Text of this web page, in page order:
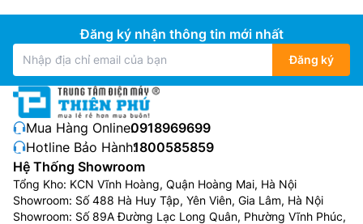
khó thoát ra bên ngoài nêntủ lạnh Samsung inverter 2
cánhRB33T307055/SV cũng không cần nhiều công
suất để làm lạnh lại, từ đó tủ lạnh hoạt động êm ái hơn
và tiết kiệm điện hơn.
Đăng ký nhận thông tin mới nhất
Đăng ký
Mua Hàng Online:0918969699
Hotline Bảo Hành:1800585859
Hệ Thống Showroom
Tổng Kho: KCN Vĩnh Hoàng, Quận Hoàng Mai, Hà Nội
Showroom: Số 488 Hà Huy Tập, Yên Viên, Gia Lâm, Hà Nội
Showroom: Số 89A Đường Lạc Long Quân, Phường Vĩnh Phúc,